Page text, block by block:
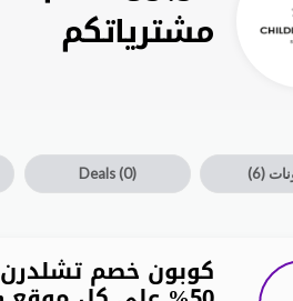
مشترياتكم
(6)
Deals (0)
كوبون خصم